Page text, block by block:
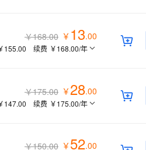
￥168.00 ￥ 13.00
155.00 续费 ￥168.00/年
￥175.00 ￥28.00
147.00 续费 ￥175.00/年
￥150.00 ￥ 52.00